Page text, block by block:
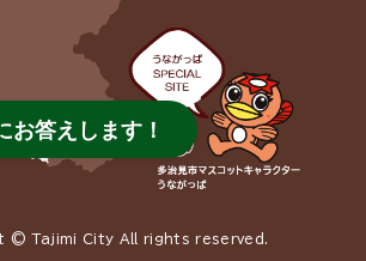
© Tajimi City All rights reserved.
お答えします！